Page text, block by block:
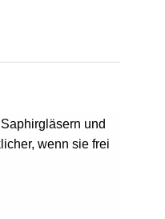
und
wenn sie frei